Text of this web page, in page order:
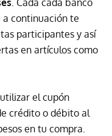
. Cada cada banco
a continuación te
participantes y así
en artículos como
el cupón
crédito o débito al
en tu compra.